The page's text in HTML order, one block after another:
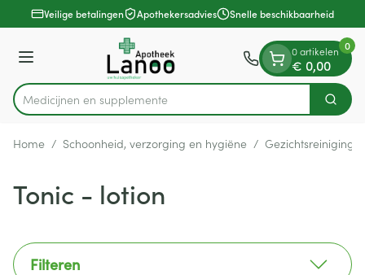
Ga naar de inhoud
1 van 1Veilige betalingen Apothekersadvies Snelle beschikbaarheid
Menu
Product, merk, categorie...
Medicij Zoek
0 artikelen
€ 0,00
0
Home / Schoonheid, verzorging en hygiëne / Gezichtsreiniging
Tonic - lotion
Filteren